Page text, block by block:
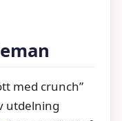
med crunch”
utdelning